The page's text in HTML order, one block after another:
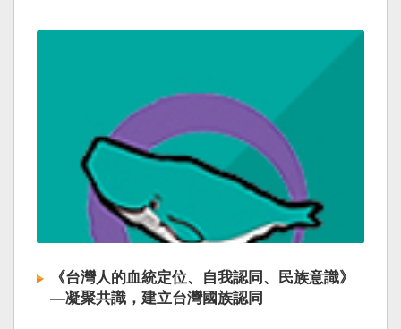
《台灣人的血統定位、自我認同、民族意識》
—凝聚共識，建立台灣國族認同